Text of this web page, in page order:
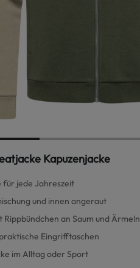
Kapuzenjacke
jede Jahreszeit
und innen angeraut
an Saum und Ärmeln
Eingrifftaschen
im Alltag oder Sport